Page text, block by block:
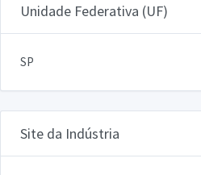
Unidade Federativa (UF)
SP
Site da Indústria